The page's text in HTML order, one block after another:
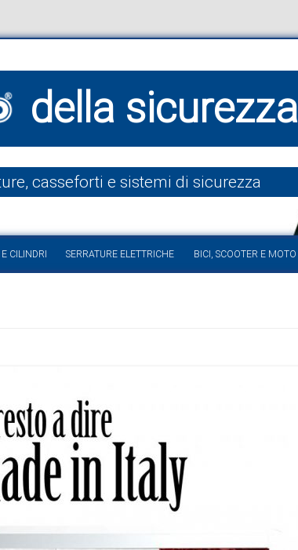
della sicurezza
casseforti e sistemi di sicurezza
CILINDRI SERRATURE ELETTRICHE BICI, SCOOTER E MOTO